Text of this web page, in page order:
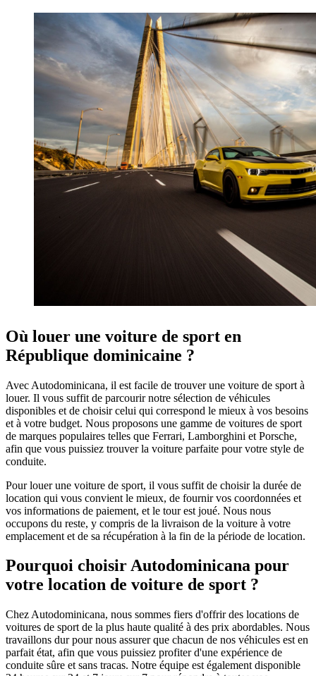
Où louer une voiture de sport en
République dominicaine ?
Avec Autodominicana, il est facile de trouver une voiture de sport à
louer. Il vous suffit de parcourir notre sélection de véhicules
disponibles et de choisir celui qui correspond le mieux à vos besoins
et à votre budget. Nous proposons une gamme de voitures de sport
de marques populaires telles que Ferrari, Lamborghini et Porsche,
afin que vous puissiez trouver la voiture parfaite pour votre style de
conduite.
Pour louer une voiture de sport, il vous suffit de choisir la durée de
location qui vous convient le mieux, de fournir vos coordonnées et
vos informations de paiement, et le tour est joué. Nous nous
occupons du reste, y compris de la livraison de la voiture à votre
emplacement et de sa récupération à la fin de la période de location.
Pourquoi choisir Autodominicana pour
votre location de voiture de sport ?
Chez Autodominicana, nous sommes fiers d'offrir des locations de
voitures de sport de la plus haute qualité à des prix abordables. Nous
travaillons dur pour nous assurer que chacun de nos véhicules est en
parfait état, afin que vous puissiez profiter d'une expérience de
conduite sûre et sans tracas. Notre équipe est également disponible